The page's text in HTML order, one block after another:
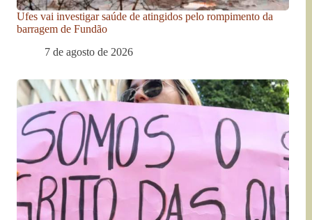
Ufes vai investigar saúde de atingidos pelo rompimento da
barragem de Fundão
7 de agosto de 2026